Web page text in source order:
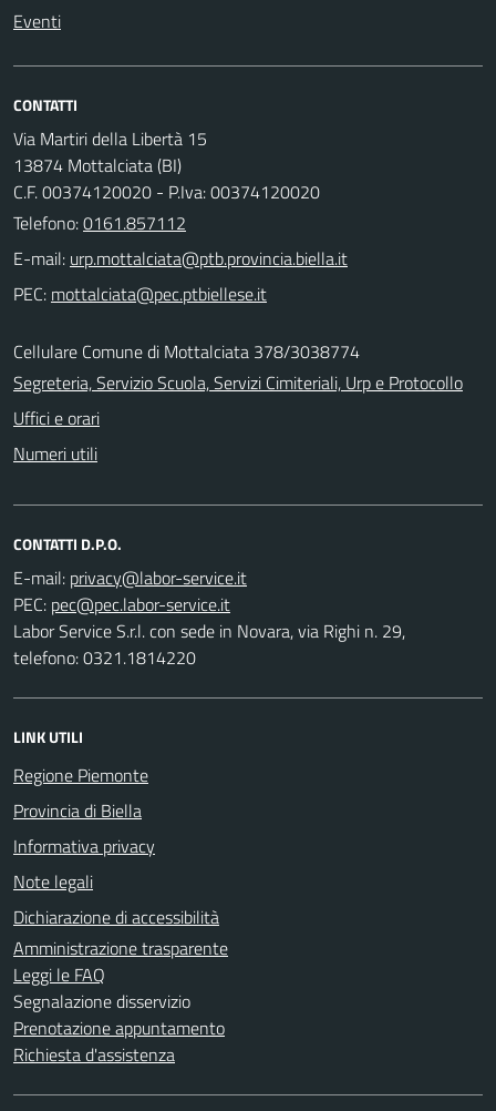
Eventi
CONTATTI
Via Martiri della Libertà 15
13874 Mottalciata (BI)
C.F. 00374120020 - P.Iva: 00374120020
Telefono:0161.857112
E-mail:
PEC:
Cellulare Comune di Mottalciata 378/3038774
Segreteria, Servizio Scuola, Servizi Cimiteriali, Urp e Protocollo
Uffici e orari
Numeri utili
CONTATTI D.P.O.
E-mail:
PEC:
Labor Service S.r.l. con sede in Novara, via Righi n. 29,
telefono: 0321.1814220
LINK UTILI
Regione Piemonte
Provincia di Biella
Informativa privacy
Note legali
Dichiarazione di accessibilità
Amministrazione trasparente
Leggi le FAQ
Segnalazione disservizio
Prenotazione appuntamento
Richiesta d'assistenza